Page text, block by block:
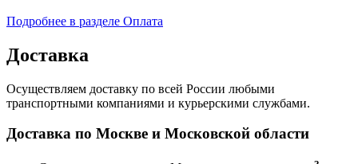
Подробнее в разделе Оплата
Доставка
Осуществляем доставку по всей России любыми
транспортными компаниями и курьерскими службами.
Доставка по Москве и Московской области